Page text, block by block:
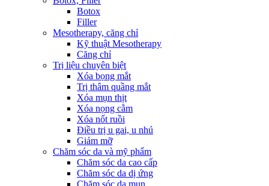
Botox
Filler
Mesotherapy, căng chỉ
Kỹ thuật Mesotherapy
Căng chỉ
Trị liệu chuyên biệt
Xóa bọng mắt
Trị thâm quầng mắt
Xóa mụn thịt
Xóa nọng cằm
Xóa nốt ruồi
Điều trị u gai, u nhú
Giảm mỡ
Chăm sóc da và mỹ phẩm
Chăm sóc da cao cấp
Chăm sóc da dị ứng
Chăm sóc da mụn